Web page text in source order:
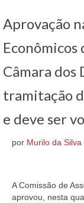
Jurídico
Saúde
Vídeos
Aprovação
Econômicos
Câmara dos
tramitação
e deve ser
por Murilo da Silva
A Comissão de
aprovou, nesta